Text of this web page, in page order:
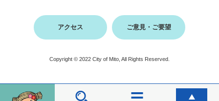
アクセス ご意見・ご要望
Copyright © 2022 City of Mito, All Rights Reserved.